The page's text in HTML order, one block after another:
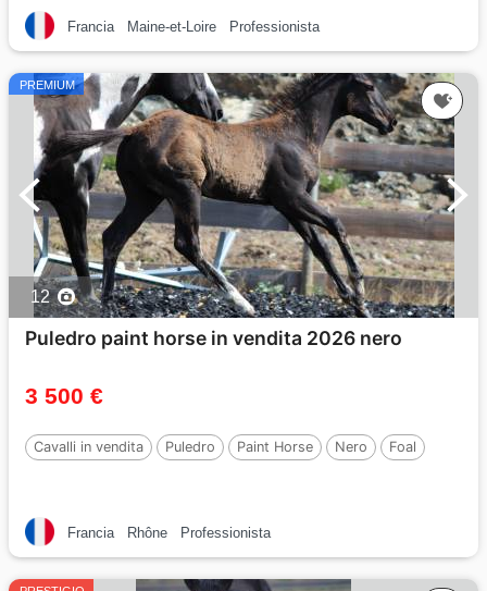
Francia Maine-et-Loire Professionista
PREMIUM
12
Puledro paint horse in vendita 2026 nero
3 500 €
Cavalli in vendita Puledro Paint Horse Nero Foal
Francia Rhône Professionista